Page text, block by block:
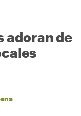
adoran de